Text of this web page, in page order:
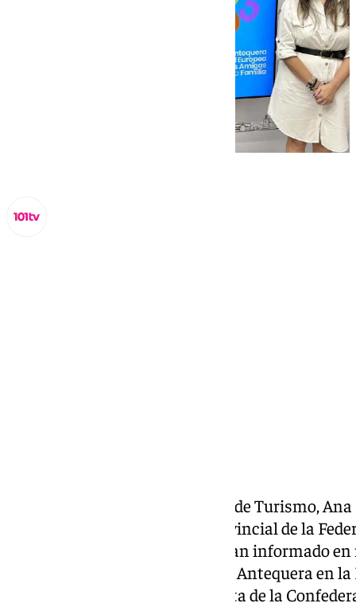
La teniente de alcalde delegada de Turismo,
María Sierras, y la delegada provincial de la
Numerosas, Encarni Álvarez, han informado
confirmación de la inclusión de Antequera en la
Amigas de la Familia a propuesta de la